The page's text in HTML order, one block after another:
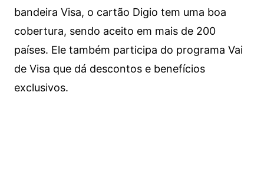
bandeira Visa, o cartão Digio tem uma boa
cobertura, sendo aceito em mais de 200
países. Ele também participa do programa Vai
de Visa que dá descontos e benefícios
exclusivos.